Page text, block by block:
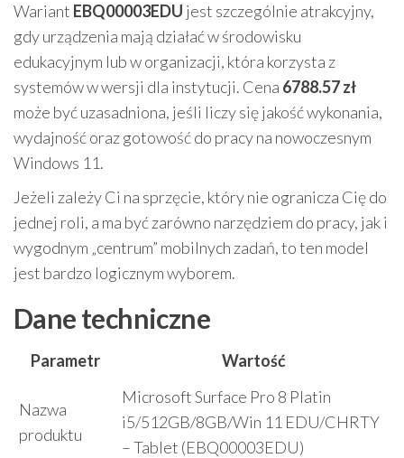
Wariant EBQ00003EDU jest szczególnie atrakcyjny,
gdy urządzenia mają działać w środowisku
edukacyjnym lub w organizacji, która korzysta z
systemów w wersji dla instytucji. Cena 6788.57 zł
może być uzasadniona, jeśli liczy się jakość wykonania,
wydajność oraz gotowość do pracy na nowoczesnym
Windows 11.
Jeżeli zależy Ci na sprzęcie, który nie ogranicza Cię do
jednej roli, a ma być zarówno narzędziem do pracy, jak i
wygodnym „centrum” mobilnych zadań, to ten model
jest bardzo logicznym wyborem.
Dane techniczne
Parametr Wartość
Nazwa
produktu
Microsoft Surface Pro 8 Platin
i5/512GB/8GB/Win 11 EDU/CHRTY
– Tablet (EBQ00003EDU)